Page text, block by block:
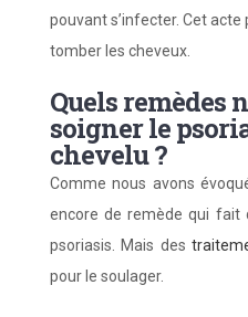
pouvant s’infecter. Cet
tomber les cheveux.
Quels remèdes
soigner le
chevelu ?
Comme nous avons
encore de remède qui fait
psoriasis. Mais des
pour le soulager.